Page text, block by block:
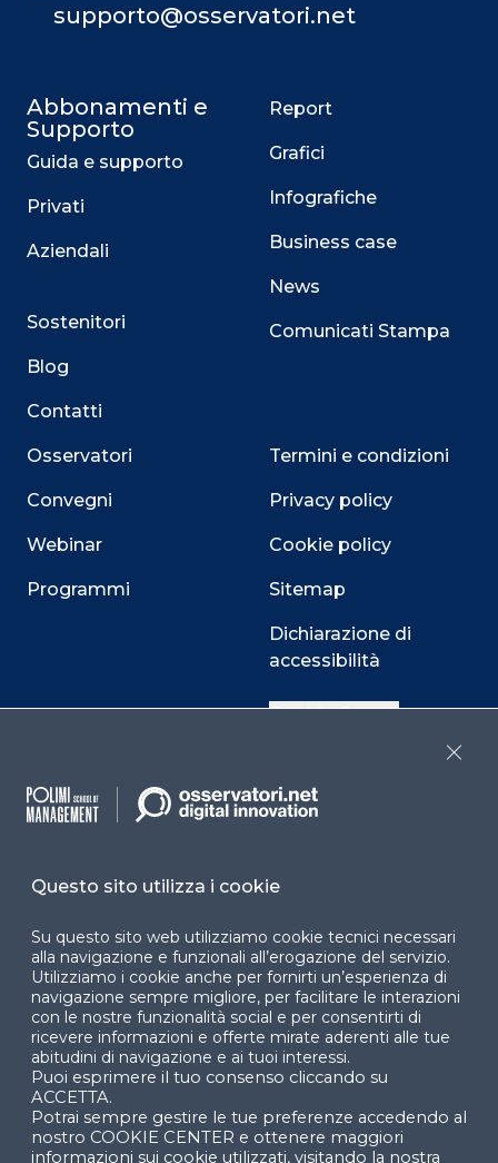
supporto@osservatori.net
Abbonamenti e
Supporto
Guida e supporto
Privati
Aziendali
Sostenitori
Blog
Contatti
Osservatori
Convegni
Webinar
Programmi
Report
Grafici
Infografiche
Business case
News
Comunicati Stampa
Termini e condizioni
Privacy policy
Cookie policy
Sitemap
Dichiarazione di
accessibilità
Cookie Center
Facebook LinkedIn
© 2024 Copyright © Politecnico di Milano Dipartimento
di Ingegneria Gestionale
Questo sito utilizza i cookie
Su questo sito web utilizziamo cookie tecnici necessari
alla navigazione e funzionali all’erogazione del servizio.
Utilizziamo i cookie anche per fornirti un’esperienza di
navigazione sempre migliore, per facilitare le interazioni
con le nostre funzionalità social e per consentirti di
ricevere informazioni e offerte mirate aderenti alle tue
abitudini di navigazione e ai tuoi interessi.
Puoi esprimere il tuo consenso cliccando su
ACCETTA.
Potrai sempre gestire le tue preferenze accedendo al
nostro COOKIE CENTER e ottenere maggiori
informazioni sui cookie utilizzati, visitando la nostra